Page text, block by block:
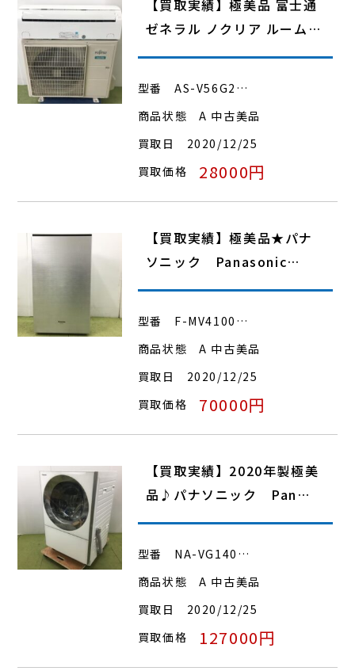
【買取実績】極美品 富士通
ゼネラル ノクリア ルーム…
型番
AS-V56G2…
商品状態
A 中古美品
買取日
2020/12/25
買取価格
28000円
【買取実績】極美品★パナ
ソニック Panasonic…
型番
F-MV4100…
商品状態
A 中古美品
買取日
2020/12/25
買取価格
70000円
【買取実績】2020年製極美
品♪パナソニック Pan…
型番
NA-VG140…
商品状態
A 中古美品
買取日
2020/12/25
買取価格
127000円